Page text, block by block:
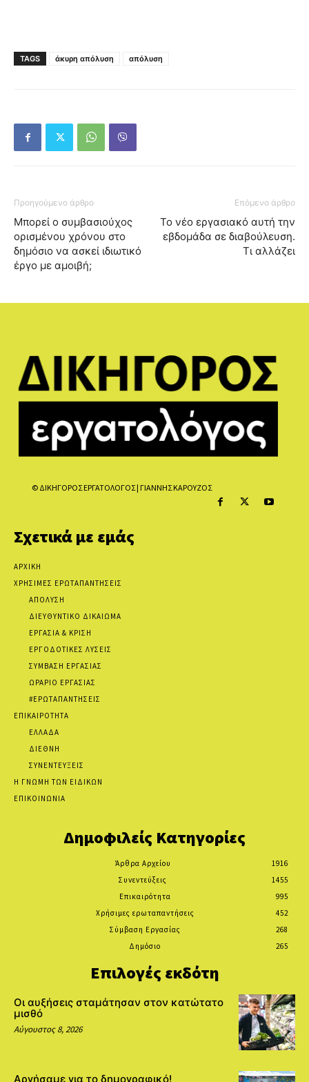
TAGS άκυρη απόλυση απόλυση
Προηγούμενο άρθρο
Μπορεί ο συμβασιούχος
ορισμένου χρόνου στο
δημόσιο να ασκεί ιδιωτικό
έργο με αμοιβή;
Επόμενο άρθρο
Το νέο εργασιακό αυτή την
εβδομάδα σε διαβούλευση.
Τι αλλάζει
© ΔΙΚΗΓΟΡΟΣ ΕΡΓΑΤΟΛΟΓΟΣ | ΓΙΑΝΝΗΣ ΚΑΡΟΥΖΟΣ
Σχετικά με εμάς
ΑΡΧΙΚΗ
ΧΡΗΣΙΜΕΣ ΕΡΩΤΑΠΑΝΤΗΣΕΙΣ
ΑΠΟΛΥΣΗ
ΔΙΕΥΘΥΝΤΙΚΟ ΔΙΚΑΙΩΜΑ
ΕΡΓΑΣΙΑ & ΚΡΙΣΗ
ΕΡΓΟΔΟΤΙΚΕΣ ΛΥΣΕΙΣ
ΣΥΜΒΑΣΗ ΕΡΓΑΣΙΑΣ
ΩΡΑΡΙΟ ΕΡΓΑΣΙΑΣ
#ΕΡΩΤΑΠΑΝΤΗΣΕΙΣ
ΕΠΙΚΑΙΡΟΤΗΤΑ
ΕΛΛΑΔΑ
ΔΙΕΘΝΗ
ΣΥΝΕΝΤΕΥΞΕΙΣ
Η ΓΝΩΜΗ ΤΩΝ ΕΙΔΙΚΩΝ
ΕΠΙΚΟΙΝΩΝΙΑ
Δημοφιλείς Κατηγορίες
Άρθρα Αρχείου
1916
Συνεντεύξεις
1455
Επικαιρότητα
995
Χρήσιμες ερωταπαντήσεις
452
Σύμβαση Εργασίας
268
Δημόσιο
265
Επιλογές εκδότη
Οι αυξήσεις σταμάτησαν στον κατώτατο
μισθό
Αύγουστος 8, 2026
Αργήσαμε για το δημογραφικό!